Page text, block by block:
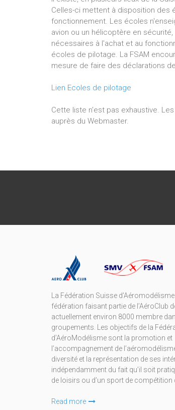
Celles-ci mettent à disposition des
fonctionnement. Les écoles
avion ou un hélicoptère en
nécessaires à l'achat et au
écoles de pilotage. La FSAM
mesure de faire des déclarations
Lien Ecoles de pilotage
Cette liste n'est pas exhaustive.
auprès du Webmaster.
La Fédération Suisse
fédération faisant partie de l’AéroClub
actuellement environ 8000 membre
groupements. Les objectifs de la
d’AéroModélisme sont la promotion et
l’accompagnement de
diversité et la représentation de ses
indépendamment du fait qu’il soit
de loisirs ou d’un sport de compétition
Read more